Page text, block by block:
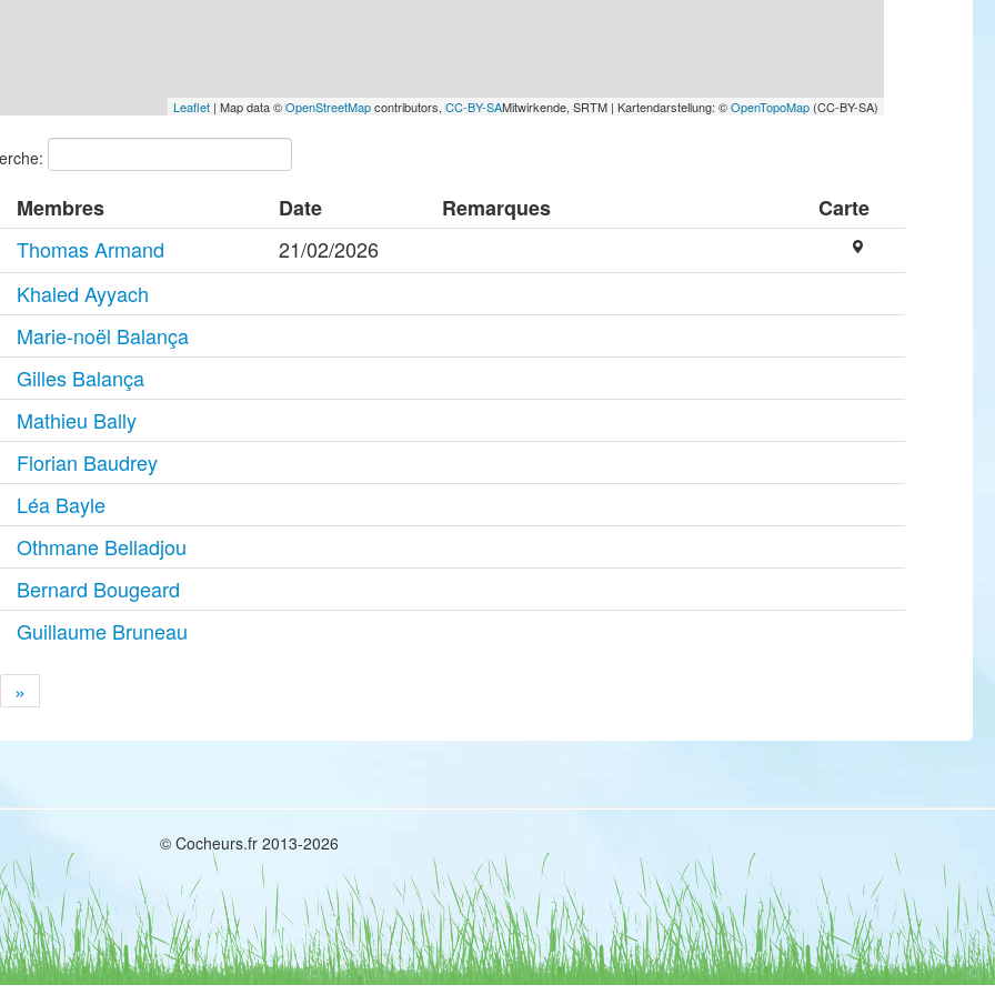
Leaflet| Map data ©OpenStreetMapcontributors, CC-BY-SAMitwirkende, SRTM | Kartendarstellung: ©OpenTopoMap(CC-BY-SA)
Membres Date Remarques
Carte
Thomas Armand
21/02/2026
Khaled Ayyach
Marie-noël Balança
Gilles Balança
Mathieu Bally
Florian Baudrey
Léa Bayle
Othmane Belladjou
Bernard Bougeard
Guillaume Bruneau
»
© Cocheurs.fr 2013-2026